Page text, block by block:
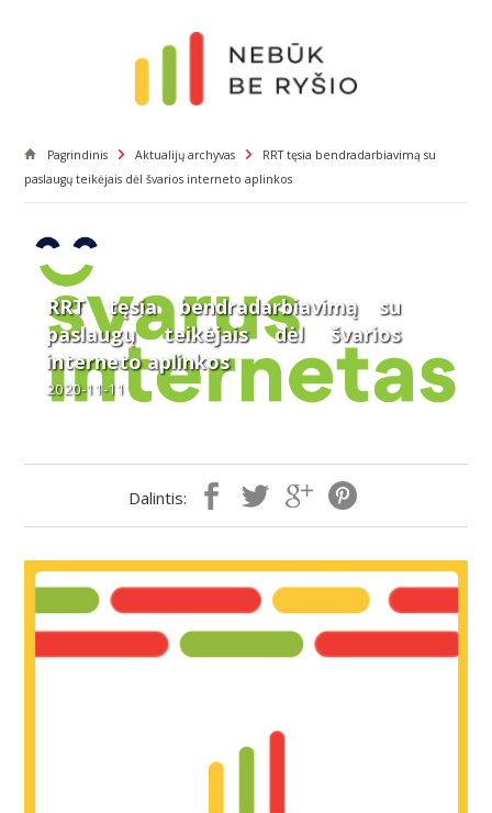
Pagrindinis Aktualijų archyvas
RRT tęsia bendradarbiavimą su
paslaugų teikėjais dėl švarios interneto aplinkos
RRT tęsia bendradarbiavimą su
paslaugų teikėjais dėl švarios
interneto aplinkos
2020-11-11
Dalintis: